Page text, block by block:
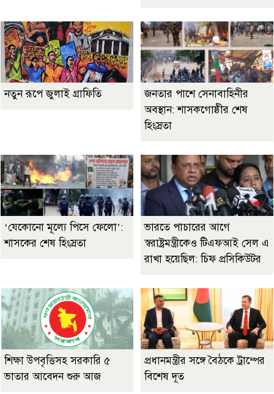
নতুন রূপে জুলাই গ্রাফিতি
জনতার পাশে সেনাবাহিনীর
অবস্থান: শাসকগোষ্ঠীর শেষ
হিংস্রতা
‘যেকোনো মূল্যে পিসে ফেলো’:
শাসকের শেষ হিংস্রতা
ভারতে পাচারের আগে
স্বরাষ্ট্রমন্ত্রীকেও টিএফআই সেল এ
রাখা হয়েছিল: চিফ প্রসিকিউটর
শিক্ষা উপবৃত্তিসহ সরকারি ৫
ভাতার আবেদন শুরু আজ
প্রধানমন্ত্রীর সঙ্গে বৈঠকে ট্রাম্পের
বিশেষ দূত